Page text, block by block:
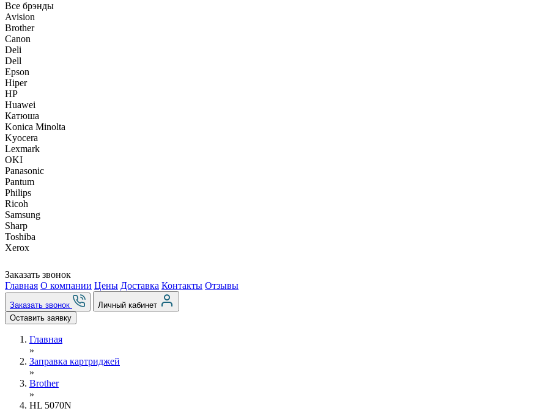
Все брэнды
Avision
Brother
Canon
Deli
Dell
Epson
Hiper
HP
Huawei
Катюша
Konica Minolta
Kyocera
Lexmark
OKI
Panasonic
Pantum
Philips
Ricoh
Samsung
Sharp
Toshiba
Xerox
Заказать звонок
Главная О компании Цены Доставка Контакты Отзывы
Заказать звонок
Личный кабинет
Оставить заявку
Главная
»
Заправка картриджей
»
Brother
»
HL 5070N